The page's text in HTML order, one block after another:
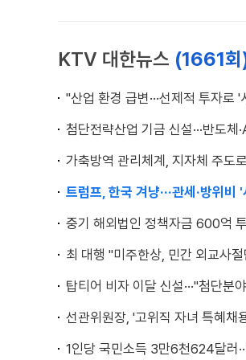
KTV 대한뉴스 (1661
"산업 환경 급변···선제적 투자로
첨단전략산업 기금 신설···반도체
가축방역 관리체계, 지자체 주도
트럼프, 한국 겨냥···관세·방위비
중기 해외법인 정책자금 600억 투
최 대행 "미주한상, 민간 외교사
탑티어 비자 이달 신설···"첨단분
선관위원장, '고위직 자녀 특혜채
1인당 국민소득 3만6천624달러